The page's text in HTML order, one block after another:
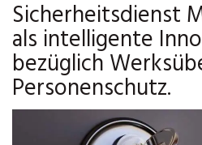
Sicherheitsdienst
als intelligente
bezüglich
Personenschutz.